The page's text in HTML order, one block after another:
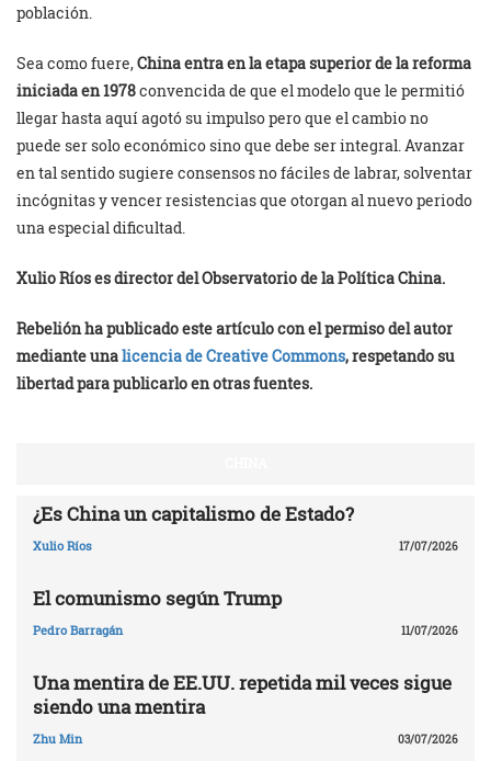
población.
Sea como fuere,China entra en la etapa superior de la reforma
iniciada en 1978convencida de que el modelo que le permitió
llegar hasta aquí agotó su impulso pero que el cambio no
puede ser solo económico sino que debe ser integral. Avanzar
en tal sentido sugiere consensos no fáciles de labrar, solventar
incógnitas y vencer resistencias que otorgan al nuevo periodo
una especial dificultad.
Xulio Ríos es director del Observatorio de la Política China.
Rebelión ha publicado este artículo con el permiso del autor
mediante unalicencia de Creative Commons, respetando su
libertad para publicarlo en otras fuentes.
¿Es China un capitalismo de Estado?
Xulio Ríos 17/07/2026
El comunismo según Trump
Pedro Barragán 11/07/2026
Una mentira de EE.UU. repetida mil veces sigue
siendo una mentira
Zhu Min 03/07/2026